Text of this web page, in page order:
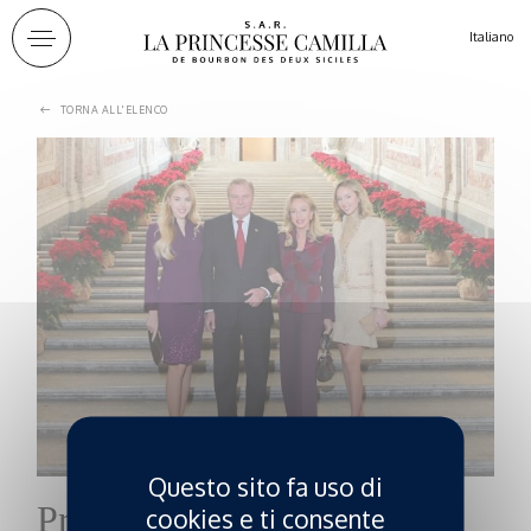
Italiano
TORNA ALL'ELENCO
Principessa Camilla di
Pannello di gestione dei cookies
Questo sito fa uso di
cookies e ti consente